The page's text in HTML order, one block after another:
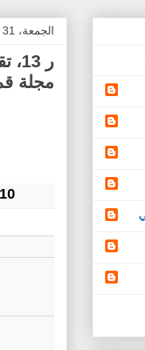
الجمعة، 31 ديسمبر 2010
مجلة قم